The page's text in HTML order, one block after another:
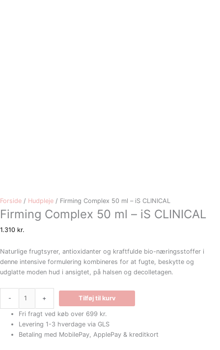
Forside / Hudpleje / Firming Complex 50 ml – iS CLINICAL
Firming Complex 50 ml – iS CLINICAL
1.310 kr.
Naturlige frugtsyrer, antioxidanter og kraftfulde bio-næringsstoffer i
denne intensive formulering kombineres for at fugte, beskytte og
udglatte moden hud i ansigtet, på halsen og decolletagen.
- + Tilføj til kurv
Fri fragt ved køb over 699 kr.
Levering 1-3 hverdage via GLS
Betaling med MobilePay, ApplePay & kreditkort